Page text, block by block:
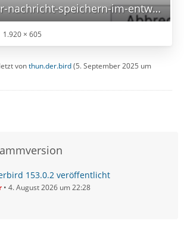
dialogfenster-nachricht-speichern-im-entwurfsordner.png
1.920 × 605
vonthun.der.bird(5. September 2025 um
153.0.2 veröffentlicht
4. August 2026 um 22:28